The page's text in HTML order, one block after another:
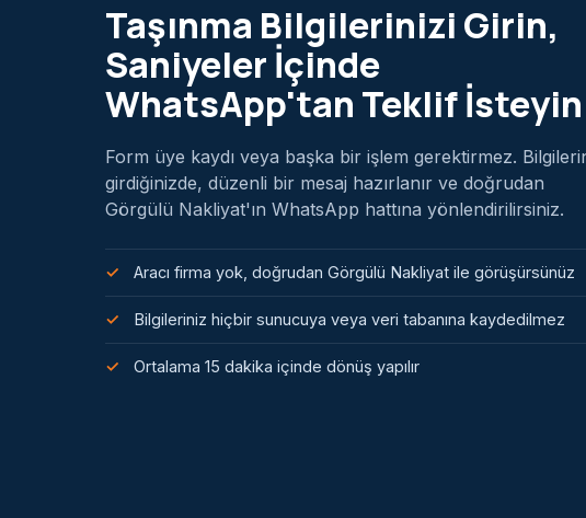
Taşınma Bilgilerinizi Girin,
Saniyeler İçinde
WhatsApp'tan Teklif İsteyin
Form üye kaydı veya başka bir işlem gerektirmez.
girdiğinizde, düzenli bir mesaj hazırlanır ve doğrudan
Görgülü Nakliyat'ın WhatsApp hattına yönlendirilirsiniz.
Aracı firma yok, doğrudan Görgülü Nakliyat ile görüşürsünüz
Bilgileriniz hiçbir sunucuya veya veri tabanına kaydedilmez
Ortalama 15 dakika içinde dönüş yapılır